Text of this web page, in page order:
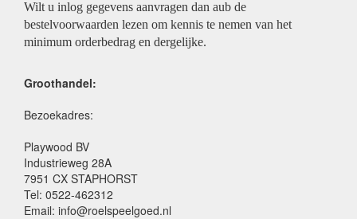
Wilt u inlog gegevens aanvragen dan aub de
bestelvoorwaarden lezen om kennis te nemen van het
minimum orderbedrag en dergelijke.
Groothandel:
Bezoekadres:
Playwood BV
Industrieweg 28A
7951 CX STAPHORST
Tel: 0522-462312
Email: info@roelspeelgoed.nl